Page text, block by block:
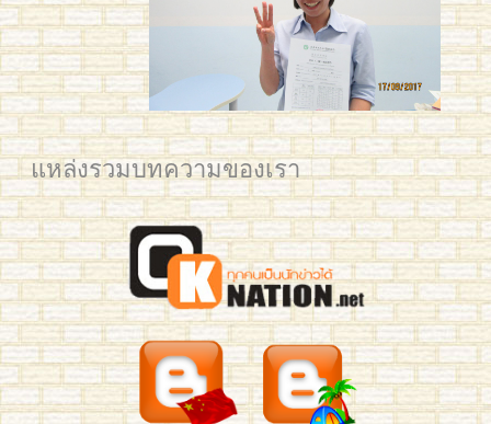
คุณวาด H3 100
IMG_5671 edited small
2561 นิว มช Post Web
2561 BAM Post web
2561 YIM Post web
2561 PLAM CU for Post
2561 Mean KU
IMG_3325
IMG_3321
IMG_3795
IMG_3277
Mew 7059
mean-hsk3-293
benz-yct3-190-2
jingjing-yct3-189
Business Chinese Course 2016
Han laoshi class 2
Small Kids L & Preaw
Ploy 2016
อาทิตย์เช้า HSK4
IMG_7035
IMG_0731 crop
YIM TRIAM 2015
แหล่งรวมบทความของเรา